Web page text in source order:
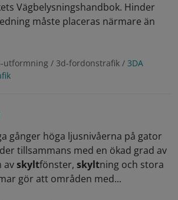
Vägbelysningshandbok. Hinder
måste placeras närmare än
utformning / 3d-fordonstrafik / 3DA
gånger höga ljusnivåerna på gator
tillsammans med en ökad grad av
avskyltfönster, skyltning och stora
gör att områden med...